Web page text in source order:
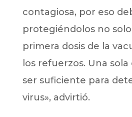
contagiosa, por eso
protegiéndolos no
primera dosis de la
los refuerzos. Una sola
ser suficiente para
virus», advirtió.